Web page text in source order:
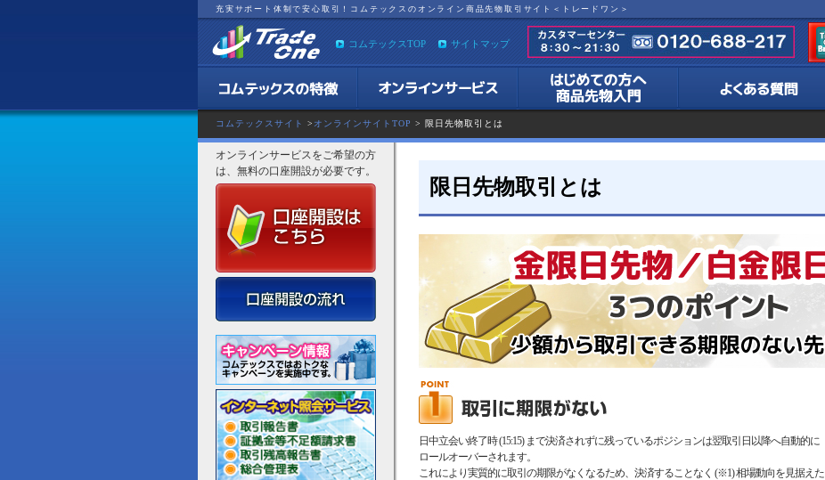
充実サポート体制で安心取引！コムテックスのオンライン商品先物取引サイト＜トレードワン＞
コムテックスTOP サイトマップ
コムテックスサイト > オンラインサイトTOP > 限日先物取引とは
限日先物取引とは
日中立会い終了時 (15:15) まで決済されずに残っているポジションは翌取引日以降へ自動的に
ロールオーバーされます。
これにより実質的に取引の期限がなくなるため、決済することなく (※1) 相場動向を見据えた
オンラインサービスをご希望の方
は、無料の口座開設が必要です。